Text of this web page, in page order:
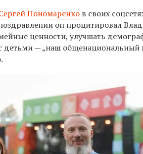
Пономаренко в своих
он процитировал
ценности, улучшать
детьми — „наш общенациональный